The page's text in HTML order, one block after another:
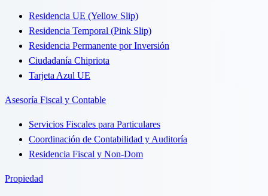
Residencia UE (Yellow Slip)
Residencia Temporal (Pink Slip)
Residencia Permanente por Inversión
Ciudadanía Chipriota
Tarjeta Azul UE
Asesoría Fiscal y Contable
Servicios Fiscales para Particulares
Coordinación de Contabilidad y Auditoría
Residencia Fiscal y Non-Dom
Propiedad